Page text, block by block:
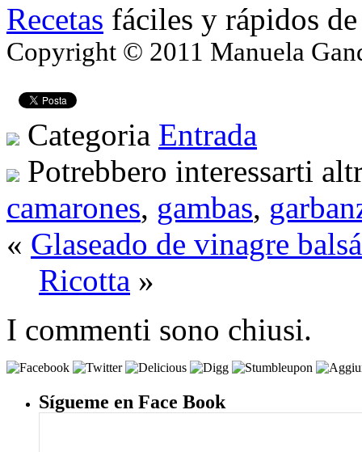
Recetas fáciles y rápidos
Copyright © 2011 Manuela
Categoria Entrada
Potrebbero interessarti
camarones, gambas,
« Glaseado de vinagre
Ricotta »
I commenti sono chiusi.
Sígueme en Face Book